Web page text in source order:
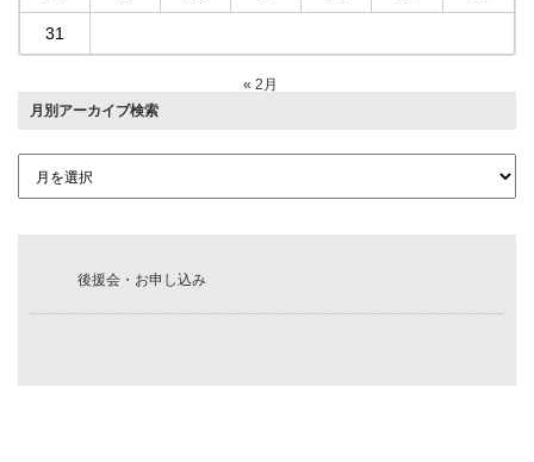
31
« 2月
月別アーカイブ検索
後援会・お申し込み